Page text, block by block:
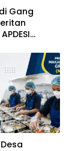
Gang